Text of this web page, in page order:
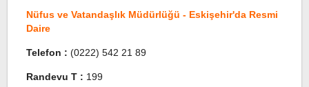
Nüfus ve Vatandaşlık Müdürlüğü - Eskişehir'da Resmi
Daire
Telefon : (0222) 542 21 89
Randevu T : 199